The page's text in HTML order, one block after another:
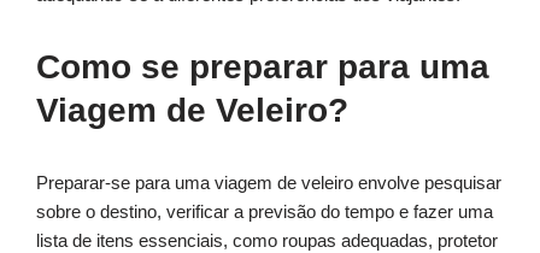
Como se preparar para uma
Viagem de Veleiro?
Preparar-se para uma viagem de veleiro envolve pesquisar
sobre o destino, verificar a previsão do tempo e fazer uma
lista de itens essenciais, como roupas adequadas, protetor